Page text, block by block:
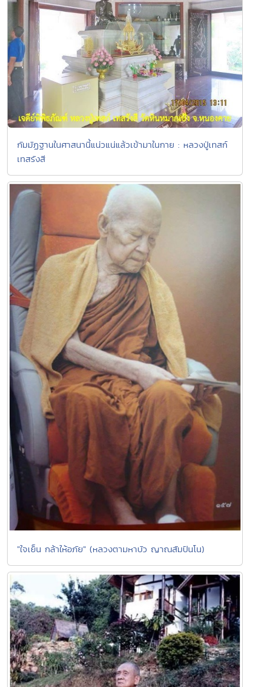
กัมมัฏฐานในศาสนานี้แน่วแน่แล้วเข้ามาในกาย : หลวงปู่เทสก์
เทสรังสี
"ใจเย็น กล้าให้อภัย" (หลวงตามหาบัว ญาณสัมปันโน)